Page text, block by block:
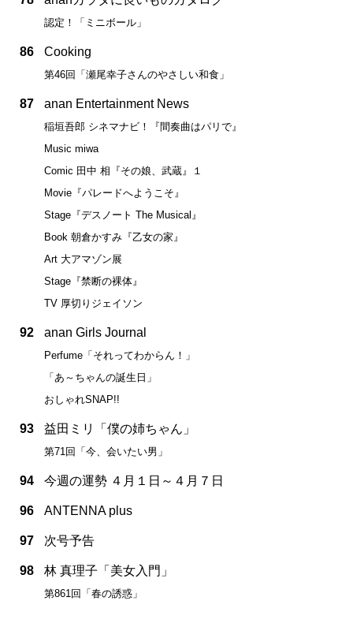
認定！「ミニボール」
86 Cooking
第46回「瀬尾幸子さんのやさしい和食」
87 anan Entertainment News
稲垣吾郎 シネマナビ！『間奏曲はパリで』
Music miwa
Comic 田中 相『その娘、武蔵』１
Movie『パレードへようこそ』
Stage『デスノート The Musical』
Book 朝倉かすみ『乙女の家』
Art 大アマゾン展
Stage『禁断の裸体』
TV 厚切りジェイソン
92 anan Girls Journal
Perfume「それってわからん！」
「あ～ちゃんの誕生日」
おしゃれSNAP!!
93 益田ミリ「僕の姉ちゃん」
第71回「今、会いたい男」
94 今週の運勢 ４月１日～４月７日
96 ANTENNA plus
97 次号予告
98 林 真理子「美女入門」
第861回「春の誘惑」